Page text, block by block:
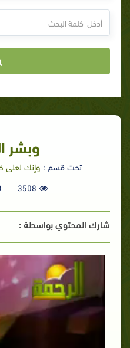
وبشر
تحت قسم : وإنك لعلى
3508
شارك المحتوي بواسطة :